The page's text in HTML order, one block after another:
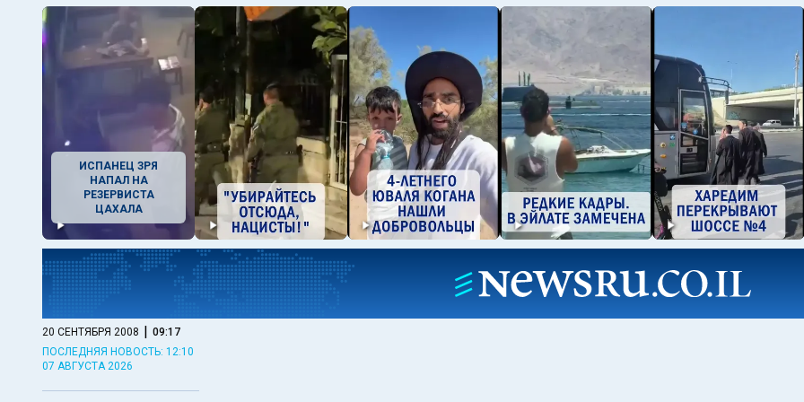
ИСПАНЕЦ ЗРЯ
НАПАЛ НА
РЕЗЕРВИСТА
ЦАХАЛА
20 СЕНТЯБРЯ 2008 | 09:17
ПОСЛЕДНЯЯ НОВОСТЬ: 12:10
07 АВГУСТА 2026